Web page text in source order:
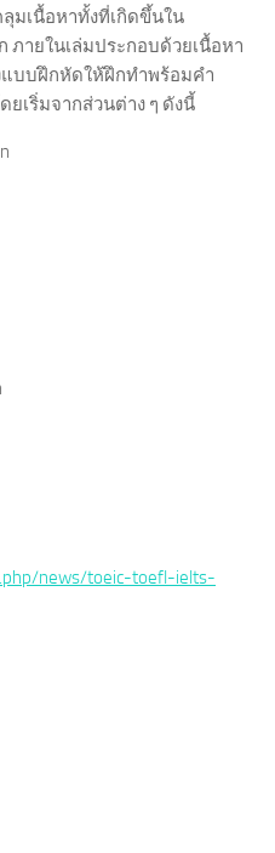
มเนื้อหาทั้งที่เกิดขึ้นใน
ภายในเล่มประกอบด้วยเนื้อหา
แบบฝึกหัดให้ฝึกทำพร้อมคำ
ยเริ่มจากส่วนต่าง ๆ ดังนี้
news/toeic-toefl-ielts-